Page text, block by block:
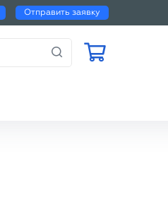
Отправить заявку